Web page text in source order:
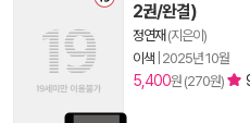
2권/완결)
정연재 (지은이)
이색 2025년 10월
5,400원 (270원)